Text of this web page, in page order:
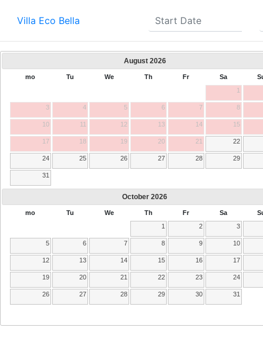
Villa Eco Bella
August 2026
mo Tu We Th Fr Sa
1
3 4 5 6 7 8
10 11 12 13 14 15
17 18 19 20 21 22
24 25 26 27 28 29
31
October 2026
mo Tu We Th Fr Sa
1
2 3
5 6 7 8 9 10
12 13 14 15 16 17
19 20 21 22 23 24
26 27 28 29 30 31